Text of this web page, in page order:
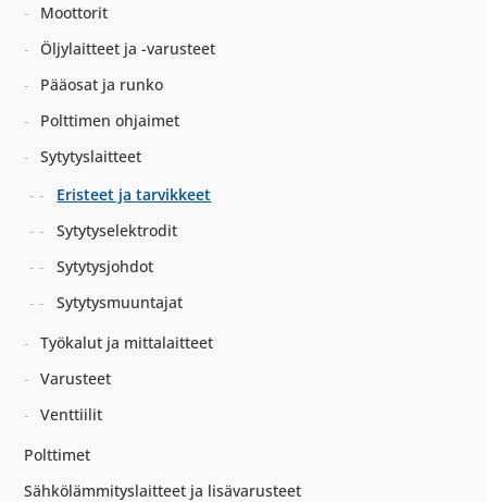
Moottorit
Öljylaitteet ja -varusteet
Pääosat ja runko
Polttimen ohjaimet
Sytytyslaitteet
Eristeet ja tarvikkeet
Sytytyselektrodit
Sytytysjohdot
Sytytysmuuntajat
Työkalut ja mittalaitteet
Varusteet
Venttiilit
Polttimet
Sähkölämmityslaitteet ja lisävarusteet